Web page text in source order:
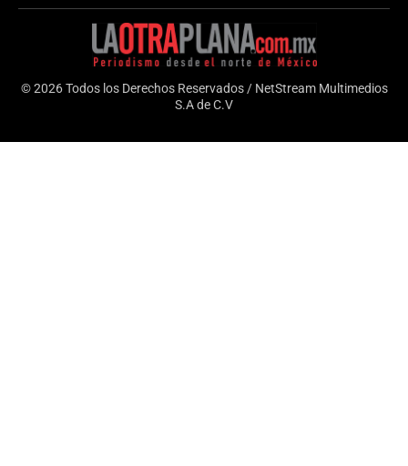
© 2026 Todos los Derechos Reservados / NetStream Multimedios
S.A de C.V